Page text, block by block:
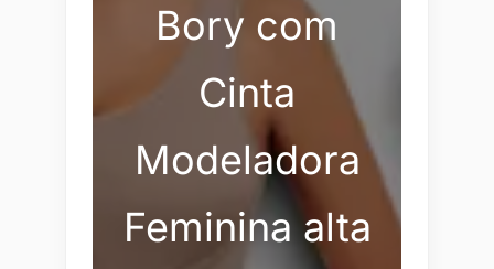
Bory com
Cinta
Modeladora
Feminina alta